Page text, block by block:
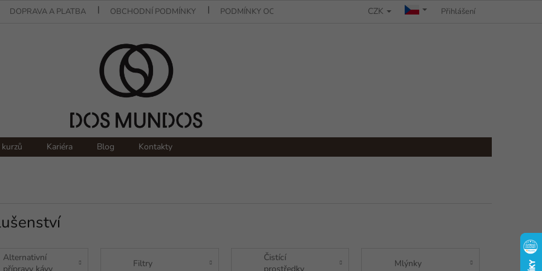
DOPRAVA A PLATBA OBCHODNÍ PODMÍNKY PODMÍNKY OCHRANY OSOBNÍCH ÚDAJŮ REKLAMAČNÍ ŘÁD
CZK Přihlášení
kurzů Kariéra Blog Kontakty
Alternativní
Filtry
Čistící
Mlýnky